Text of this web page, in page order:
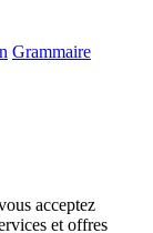
Grammaire
acceptez
et offres